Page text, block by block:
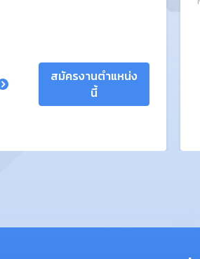
สมัครงานตำแหน่ง
นี้